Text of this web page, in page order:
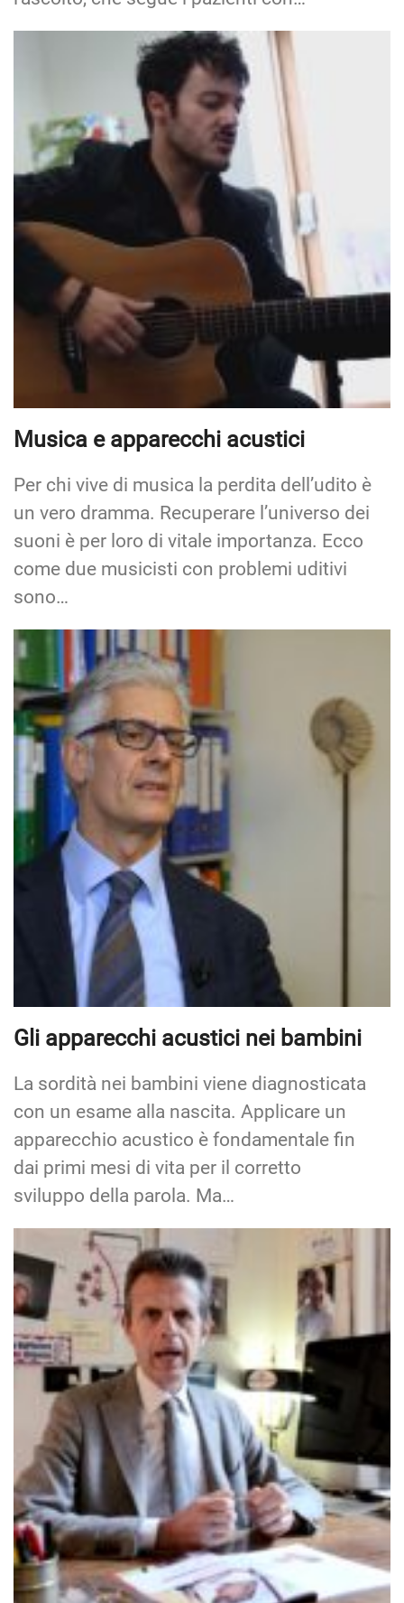
Musica e apparecchi acustici
Per chi vive di musica la perdita dell’udito è
un vero dramma. Recuperare l’universo dei
suoni è per loro di vitale importanza. Ecco
come due musicisti con problemi uditivi
sono…
Gli apparecchi acustici nei bambini
La sordità nei bambini viene diagnosticata
con un esame alla nascita. Applicare un
apparecchio acustico è fondamentale fin
dai primi mesi di vita per il corretto
sviluppo della parola. Ma…